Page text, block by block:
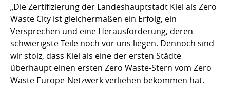
„Die Zertifizierung der Landeshauptstadt Kiel als Zero
Waste City ist gleichermaßen ein Erfolg, ein
Versprechen und eine Herausforderung, deren
schwierigste Teile noch vor uns liegen. Dennoch sind
wir stolz, dass Kiel als eine der ersten Städte
überhaupt einen ersten Zero Waste-Stern vom Zero
Waste Europe-Netzwerk verliehen bekommen hat.